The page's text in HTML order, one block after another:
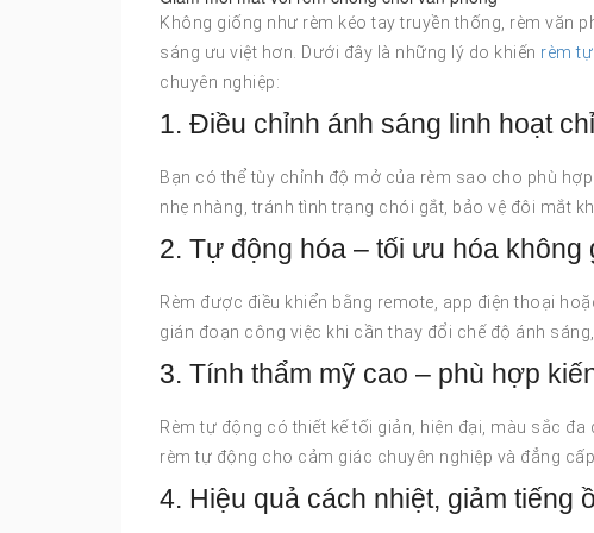
Không giống như rèm kéo tay truyền thống, rèm văn
sáng ưu việt hơn. Dưới đây là những lý do khiến rèm
chuyên nghiệp:
1. Điều chỉnh ánh sáng linh hoạt
Bạn có thể tùy chỉnh độ mở của rèm sao cho phù
nhẹ nhàng, tránh tình trạng chói gắt, bảo vệ đôi mắt
2. Tự động hóa – tối ưu hóa không
Rèm được điều khiển bằng remote, app điện thoại
gián đoạn công việc khi cần thay đổi chế độ ánh
3. Tính thẩm mỹ cao – phù hợp
Rèm tự động có thiết kế tối giản, hiện đại, màu sắc
rèm tự động cho cảm giác chuyên nghiệp và đẳng
4. Hiệu quả cách nhiệt, giảm tiếng